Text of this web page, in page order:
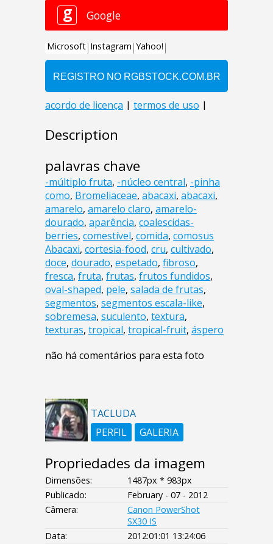
Description
palavras chave
-múltiplo fruta, -núcleo central, -pinha
como, Bromeliaceae, abacaxi, abacaxi,
amarelo, amarelo claro, amarelo-
dourado, aparência, coalescidas-
berries, comestível, comida, comosus
Abacaxi, cortesia-food, cru, cultivado,
doce, dourado, espetado, fibroso,
fresca, fruta, frutas, frutos fundidos,
oval-shaped, pele, salada de frutas,
segmentos, segmentos escala-like,
sobremesa, suculento, textura,
texturas, tropical, tropical-fruit, áspero
não há comentários para esta foto
TACLUDA
PERFIL
GALERIA
Propriedades da imagem
Dimensões:
1487px * 983px
Publicado:
February - 07 - 2012
Câmera:
Canon PowerShot
SX30 IS
Data:
2012:01:01 13:24:06